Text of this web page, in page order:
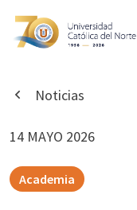
Noticias
14 MAYO 2026
Academia